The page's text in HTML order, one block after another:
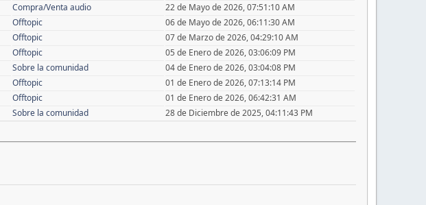
Compra/Venta audio
22 de Mayo de 2026, 07:51:10 AM
Offtopic
06 de Mayo de 2026, 06:11:30 AM
Offtopic
07 de Marzo de 2026, 04:29:10 AM
Offtopic
05 de Enero de 2026, 03:06:09 PM
Sobre la comunidad
04 de Enero de 2026, 03:04:08 PM
Offtopic
01 de Enero de 2026, 07:13:14 PM
Offtopic
01 de Enero de 2026, 06:42:31 AM
Sobre la comunidad 28 de Diciembre de 2025, 04:11:43 PM